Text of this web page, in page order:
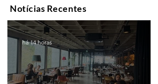
Notícias Recentes
há 14 horas